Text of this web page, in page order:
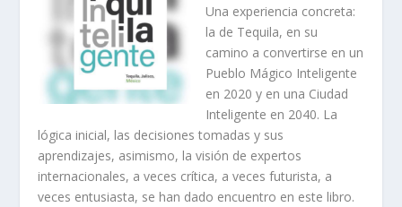
Una experiencia concreta:
la de Tequila, en su
camino a convertirse en un
Pueblo Mágico Inteligente
en 2020 y en una Ciudad
Inteligente en 2040. La
lógica inicial, las decisiones tomadas y sus
aprendizajes, asimismo, la visión de expertos
internacionales, a veces crítica, a veces futurista, a
veces entusiasta, se han dado encuentro en este libro.